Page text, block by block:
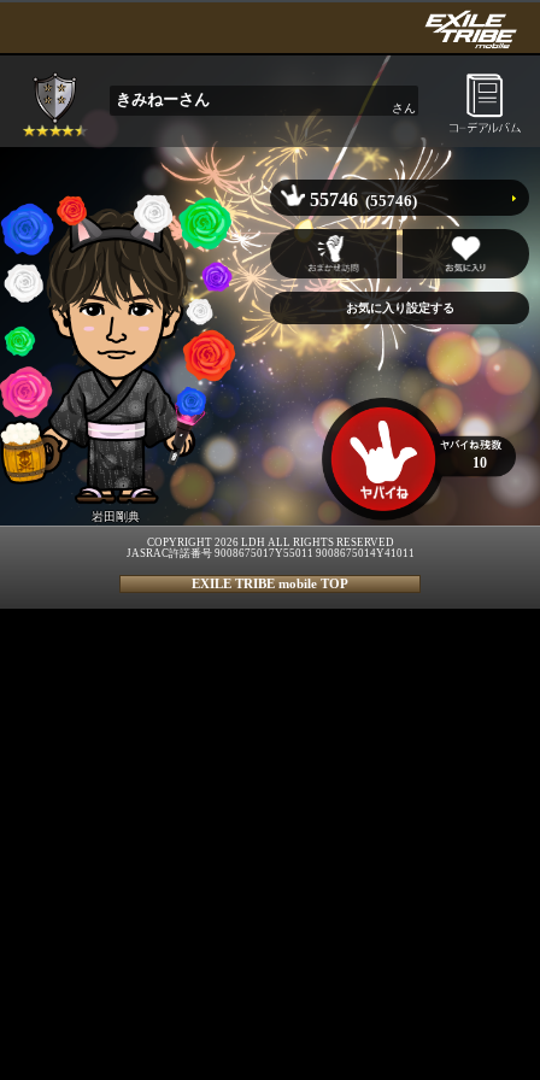
きみねーさん さん
岩田剛典
55746 (55746)
10
COPYRIGHT 2026 LDH ALL RIGHTS RESERVED
JASRAC許諾番号 9008675017Y55011 9008675014Y41011
EXILE TRIBE mobile TOP